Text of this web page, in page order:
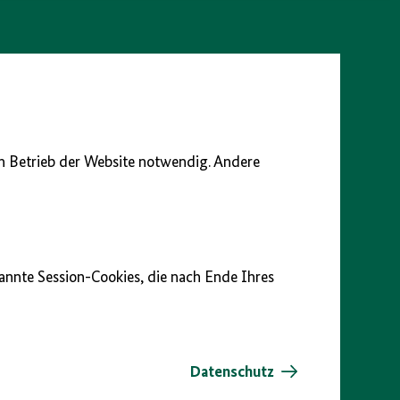
Betrieb der Website notwendig. Andere
Session-Cookies, die nach Ende Ihres
Datenschutz